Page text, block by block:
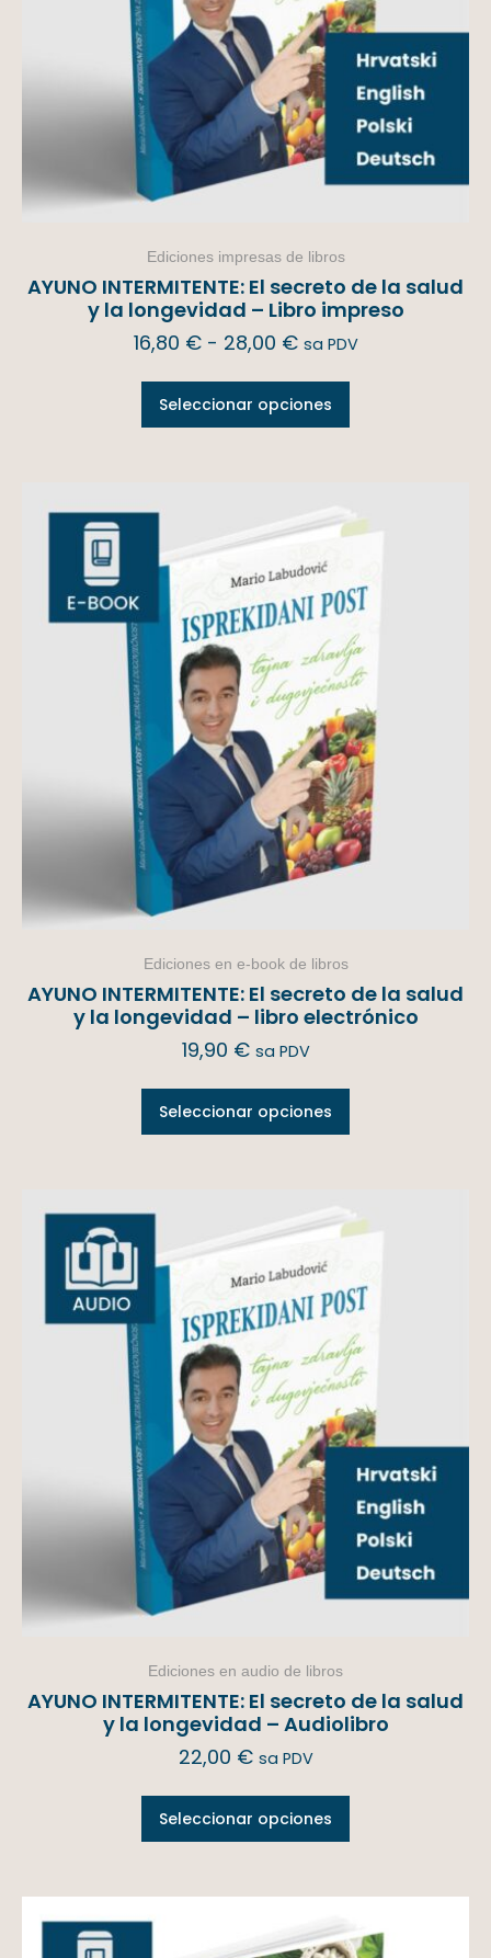
Ediciones impresas de libros
AYUNO INTERMITENTE: El secreto de la salud
y la longevidad – Libro impreso
16,80 € - 28,00 € sa PDV
Seleccionar opciones
Ediciones en e-book de libros
AYUNO INTERMITENTE: El secreto de la salud
y la longevidad – libro electrónico
19,90 € sa PDV
Seleccionar opciones
Ediciones en audio de libros
AYUNO INTERMITENTE: El secreto de la salud
y la longevidad – Audiolibro
22,00 € sa PDV
Seleccionar opciones